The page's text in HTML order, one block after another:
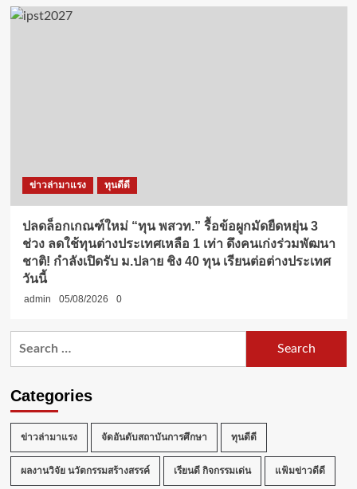
ข่าวล่ามาแรง ทุนดีดี
ปลดล็อกเกณฑ์ใหม่ “ทุน พสวท.” รื้อข้อผูกมัดยืดหยุ่น 3
ช่วง ลดใช้ทุนต่างประเทศเหลือ 1 เท่า ดึงคนเก่งร่วมพัฒนา
ชาติ! กำลังเปิดรับ ม.ปลาย ชิง 40 ทุน เรียนต่อต่างประเทศ
วันนี้
admin 05/08/2026 0
Categories
ข่าวล่ามาแรง จัดอันดับสถาบันการศึกษา ทุนดีดี
ผลงานวิจัย นวัตกรรมสร้างสรรค์ เรียนดี กิจกรรมเด่น แฟ้มข่าวดีดี